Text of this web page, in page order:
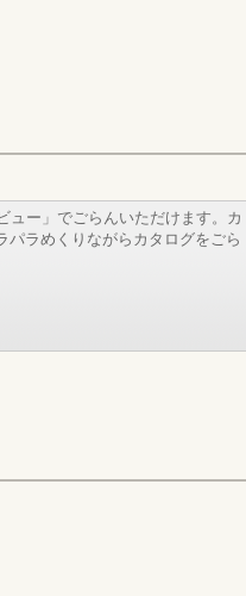
ュー」でごらんいただけます。カ
パラめくりながらカタログをごら